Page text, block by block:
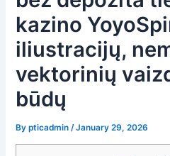
kazino
iliustracijų,
vektorinių
būdų
Bypticadmin/January 29, 2026